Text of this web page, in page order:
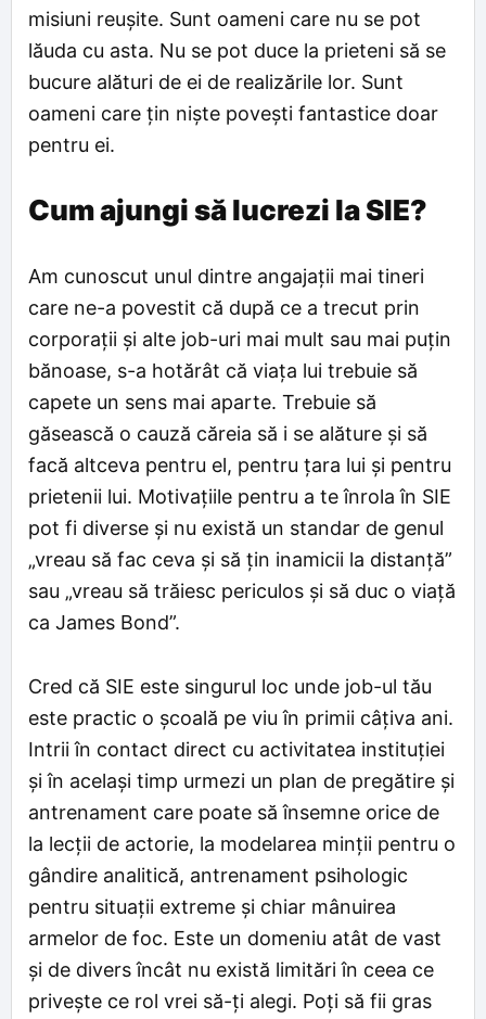
misiuni reușite. Sunt oameni care nu se pot
lăuda cu asta. Nu se pot duce la prieteni să se
bucure alături de ei de realizările lor. Sunt
oameni care țin niște povești fantastice doar
pentru ei.
Cum ajungi să lucrezi la SIE?
Am cunoscut unul dintre angajații mai tineri
care ne-a povestit că după ce a trecut prin
corporații și alte job-uri mai mult sau mai puțin
bănoase, s-a hotărât că viața lui trebuie să
capete un sens mai aparte. Trebuie să
găsească o cauză căreia să i se alăture și să
facă altceva pentru el, pentru țara lui și pentru
prietenii lui. Motivațiile pentru a te înrola în SIE
pot fi diverse și nu există un standar de genul
„vreau să fac ceva și să țin inamicii la distanță”
sau „vreau să trăiesc periculos și să duc o viață
ca James Bond”.
Cred că SIE este singurul loc unde job-ul tău
este practic o școală pe viu în primii câțiva ani.
Intrii în contact direct cu activitatea instituției
și în același timp urmezi un plan de pregătire și
antrenament care poate să însemne orice de
la lecții de actorie, la modelarea minții pentru o
gândire analitică, antrenament psihologic
pentru situații extreme și chiar mânuirea
armelor de foc. Este un domeniu atât de vast
și de divers încât nu există limitări în ceea ce
privește ce rol vrei să-ți alegi. Poți să fii gras